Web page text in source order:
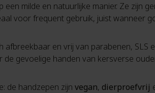
een milde en natuurlijke manier. Ze zijn
voor frequent gebruik, juist wanneer
afbreekbaar en vrij van parabenen,
gevoelige handen van kersverse
de handzepen zijn vegan, dierproefvrij